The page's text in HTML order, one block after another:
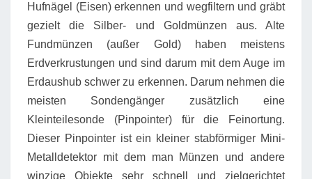
Hufnägel (Eisen) erkennen und wegfiltern und gräbt
gezielt die Silber- und Goldmünzen aus. Alte
Fundmünzen (außer Gold) haben meistens
Erdverkrustungen und sind darum mit dem Auge im
Erdaushub schwer zu erkennen. Darum nehmen die
meisten Sondengänger zusätzlich eine
Kleinteilesonde (Pinpointer) für die Feinortung.
Dieser Pinpointer ist ein kleiner stabförmiger Mini-
Metalldetektor mit dem man Münzen und andere
winzige Objekte sehr schnell und zielgerichtet